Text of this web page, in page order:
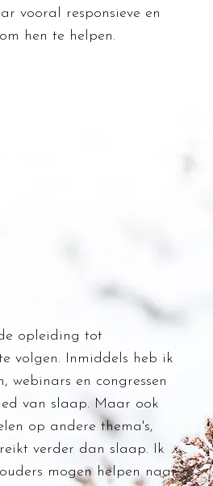
vooral responsieve en
hen te helpen.
opleiding tot
volgen. Inmiddels heb ik
webinars en congressen
van slaap. Maar ook
op andere thema's,
verder dan slaap. Ik
mogen helpen naar